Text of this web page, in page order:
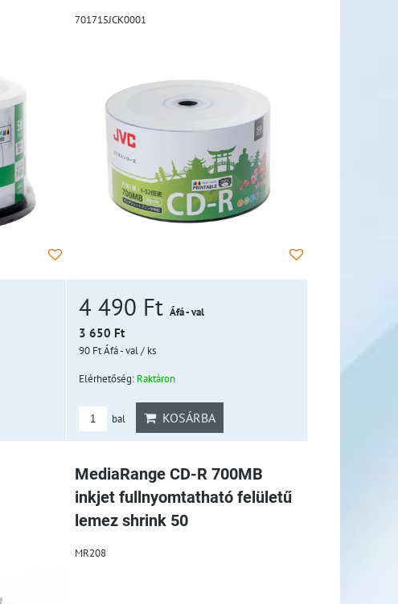
701715JCK0001
4 490 FtÁfá - val
3 650 Ft
90 FtÁfá - val/ ks
Elérhetőség: Raktáron
bal KOSÁRBA
MediaRange CD-R 700MB
inkjet fullnyomtatható felületű
lemez shrink 50
MR208